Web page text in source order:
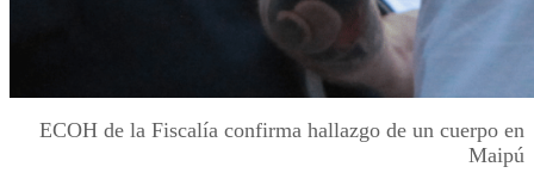
ECOH de la Fiscalía confirma hallazgo de un cuerpo en
Maipú